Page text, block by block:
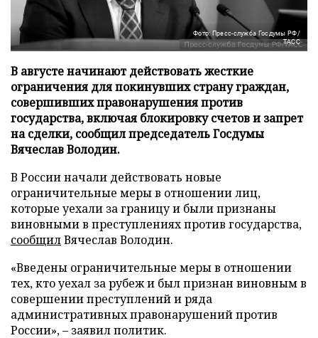
Фото: Пресс-служба Госдумы РФ/
ТАСС
В августе начинают действовать жесткие
ограничения для покинувших страну граждан,
совершивших правонарушения против
государства, включая блокировку счетов и запрет
на сделки, сообщил председатель Госдумы
Вячеслав Володин.
В России начали действовать новые
ограничительные меры в отношении лиц,
которые уехали за границу и были признаны
виновными в преступлениях против государства,
сообщилВячеслав Володин.
«Введены ограничительные меры в отношении
тех, кто уехал за рубеж и был признан виновным в
совершении преступлений и ряда
административных правонарушений против
России», – заявил политик.